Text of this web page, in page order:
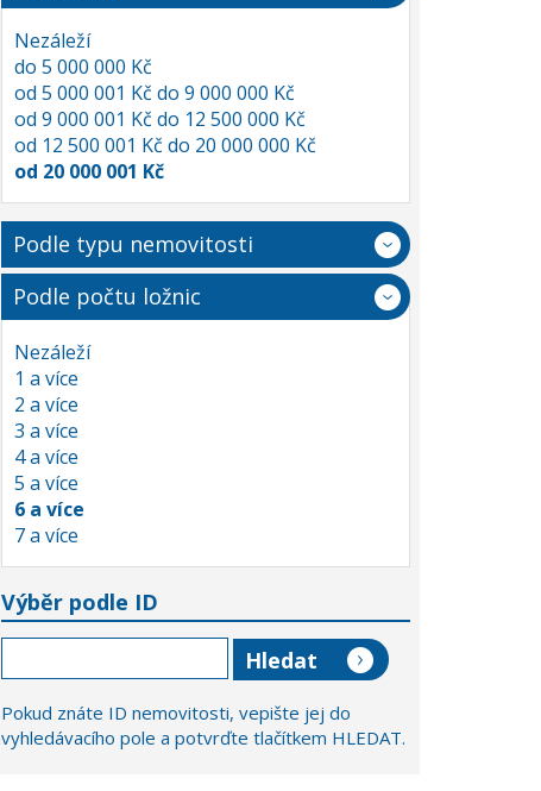
Nezáleží
do 5 000 000 Kč
od 5 000 001 Kč do 9 000 000 Kč
od 9 000 001 Kč do 12 500 000 Kč
od 12 500 001 Kč do 20 000 000 Kč
od 20 000 001 Kč
Podle typu nemovitosti
Podle počtu ložnic
Nezáleží
1 a více
2 a více
3 a více
4 a více
5 a více
6 a více
7 a více
Výběr podle ID
Pokud znáte ID nemovitosti, vepište jej do
vyhledávacího pole a potvrďte tlačítkem HLEDAT.